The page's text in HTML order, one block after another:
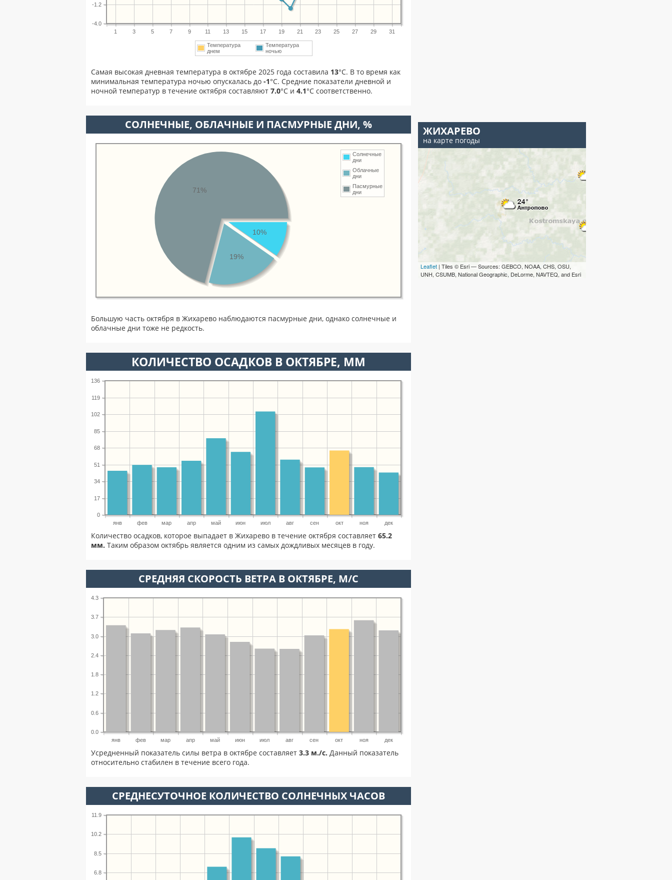
1 3 5 7 9 11 13 15 17 19 21 23 25 27 29 31
-4.0
-1.2
Температура
днем
Температура
ночью
Самая высокая дневная температура в октябре 2025 года составила 13°С. В то время как
минимальная температура ночью опускалась до -1°C. Средние показатели дневной и
ночной температур в течение октября составляют 7.0°С и 4.1°С соответственно.
CОЛНЕЧНЫЕ, ОБЛАЧНЫЕ И ПАСМУРНЫЕ ДНИ, %
Солнечные
дни
Облачные
дни
Пасмурные
дни
10%
19%
71%
Большую часть октября в Жихарево наблюдаются пасмурные дни, однако солнечные и
облачные дни тоже не редкость.
КОЛИЧЕСТВО ОСАДКОВ В ОКТЯБРЕ, ММ
янв фев мар апр май июн июл авг сен окт ноя дек
0
17
34
51
68
85
102
119
136
Количество осадков, которое выпадает в Жихарево в течение октября составляет 65.2
мм. Таким образом октябрь является одним из самых дождливых месяцев в году.
СРЕДНЯЯ СКОРОСТЬ ВЕТРА В ОКТЯБРЕ, М/С
янв фев мар апр май июн июл авг сен окт ноя дек
0.0
0.6
1.2
1.8
2.4
3.0
3.7
4.3
Усредненный показатель силы ветра в октябре составляет 3.3 м./с. Данный показатель
относительно стабилен в течение всего года.
СРЕДНЕСУТОЧНОЕ КОЛИЧЕСТВО СОЛНЕЧНЫХ ЧАСОВ
6.8
8.5
10.2
11.9
ЖИХАРЕВО
на карте погоды
Leaflet | Tiles © Esri — Sources: GEBCO, NOAA, CHS, OSU,
UNH, CSUMB, National Geographic, DeLorme, NAVTEQ, and Esri